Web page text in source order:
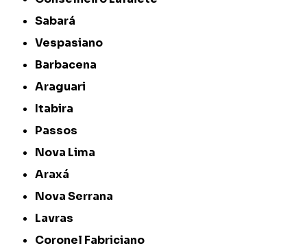
Sabará
Vespasiano
Barbacena
Araguari
Itabira
Passos
Nova Lima
Araxá
Nova Serrana
Lavras
Coronel Fabriciano